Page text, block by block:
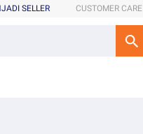
SELLER CUSTOMER CARE